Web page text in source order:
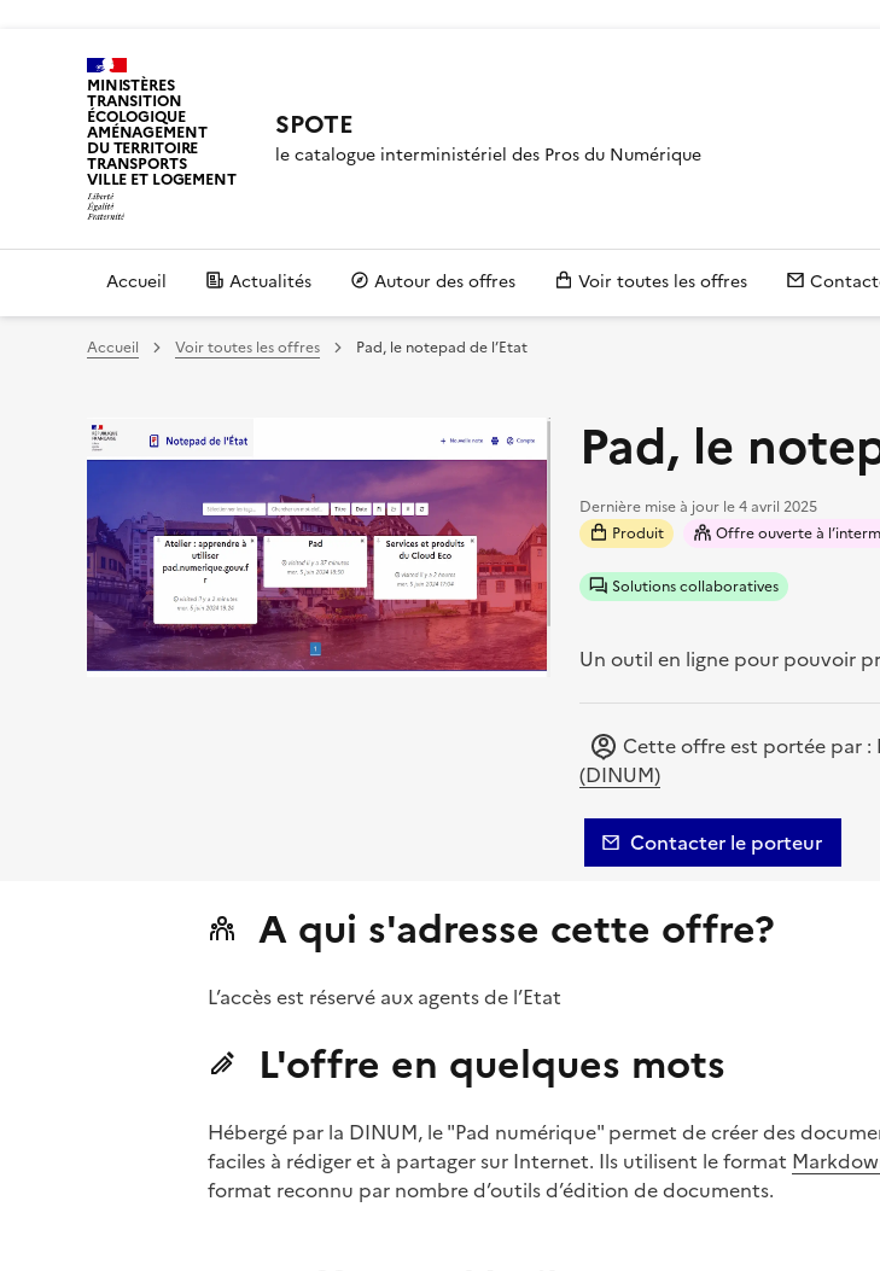
MINISTÈRES
TRANSITION
ÉCOLOGIQUE
AMÉNAGEMENT
DU TERRITOIRE
TRANSPORTS
VILLE ET LOGEMENT
SPOTE
le catalogue interministériel des Pros du Numérique
Accueil Actualités Autour des offres Voir toutes les offres
Accueil Voir toutes les offres Pad, le notepad de l’Etat
Pad, le
Dernière mise à jour le4 avril 2025
Produit
Offre ouverte à
Solutions collaboratives
Un outil en ligne pour pouvoir
Cette offre est portée par :
(DINUM)
Contacter le porteur
A qui s'adresse cette offre?
L’accès est réservé aux agents de l’Etat
L'offre en quelques mots
Hébergé par la DINUM, le "Pad numérique" permet de créer des
faciles à rédiger et à partager sur Internet. Ils utilisent le format
format reconnu par nombre d’outils d’édition de documents.